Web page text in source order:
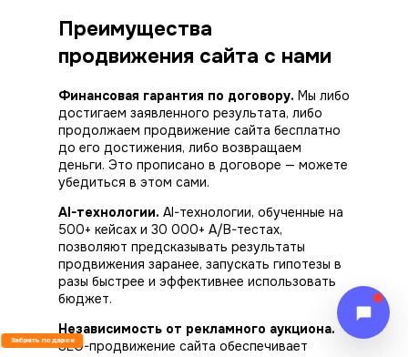
Преимущества
продвижения сайта с нами
Финансовая гарантия по договору. Мы либо
достигаем заявленного результата, либо
продолжаем продвижение сайта бесплатно
до его достижения, либо возвращаем
деньги. Это прописано в договоре — можете
убедиться в этом сами.
AI-технологии. AI-технологии, обученные на
500+ кейсах и 30 000+ A/B-тестах,
позволяют предсказывать результаты
продвижения заранее, запускать гипотезы в
разы быстрее и эффективнее использовать
бюджет.
Независимость от рекламного аукциона.
SEO-продвижение сайта обеспечивает
Забрать подарок